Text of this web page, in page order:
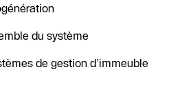
du système
de gestion d’immeuble